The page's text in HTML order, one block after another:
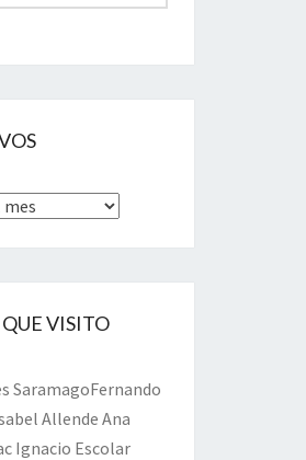
QUE VISITO
SaramagoFernando
AllendeAna
Ignacio Escolar